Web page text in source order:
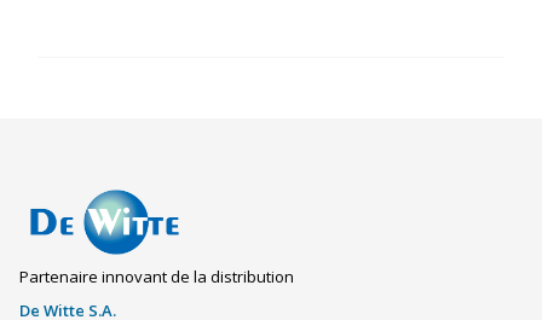
Partenaire innovant de la distribution
De Witte S.A.